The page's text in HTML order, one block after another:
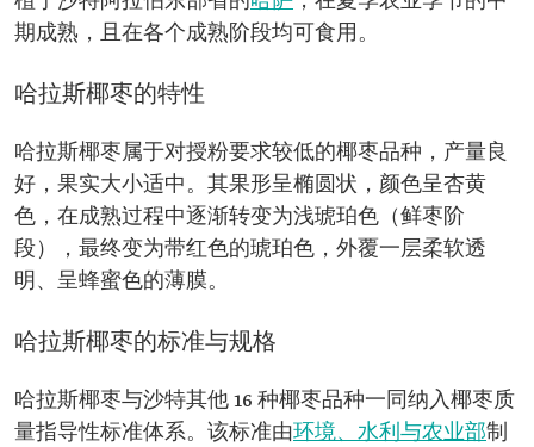
期成熟，且在各个成熟阶段均可食用。
哈拉斯椰枣的特性
哈拉斯椰枣属于对授粉要求较低的椰枣品种，产量良
好，果实大小适中。其果形呈椭圆状，颜色呈杏黄
色，在成熟过程中逐渐转变为浅琥珀色（鲜枣阶
段），最终变为带红色的琥珀色，外覆一层柔软透
明、呈蜂蜜色的薄膜。
哈拉斯椰枣的标准与规格
哈拉斯椰枣与沙特其他 16 种椰枣品种一同纳入椰枣质
量指导性标准体系。该标准由环境、水利与农业部制